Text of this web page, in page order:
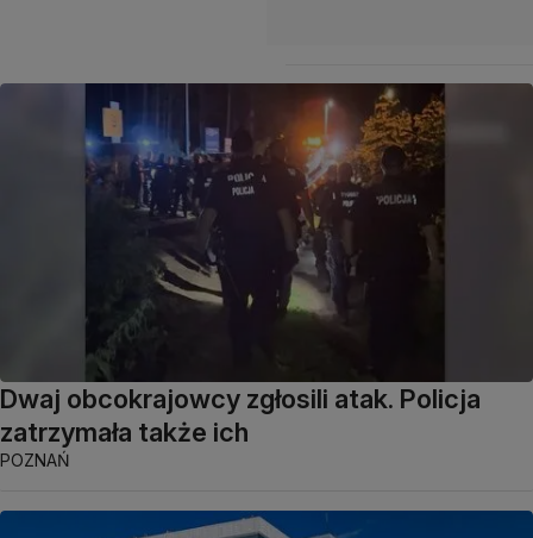
Dwaj obcokrajowcy zgłosili atak. Policja
zatrzymała także ich
POZNAŃ